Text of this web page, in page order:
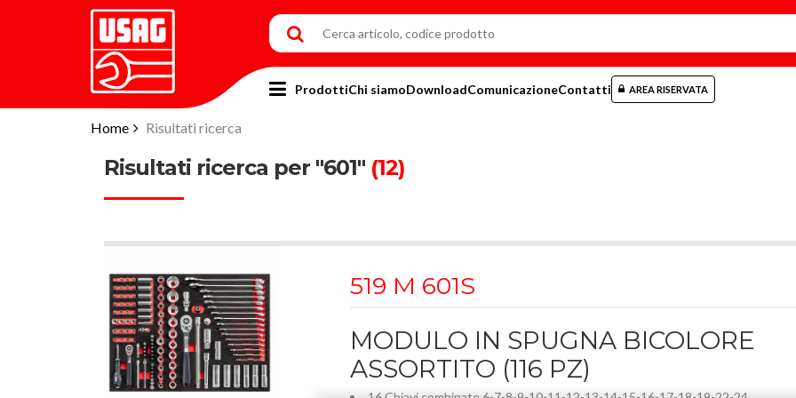
Home Risultati ricerca
ProdottiChi siamoDownloadComunicazioneContatti AREA RISERVATA
Risultati ricerca per "601" (12)
519 M 601S
MODULO IN SPUGNA BICOLORE
ASSORTITO (116 PZ)